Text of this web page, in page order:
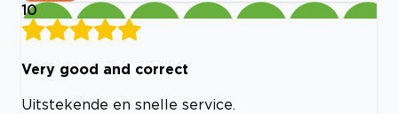
10
Very good and correct
Uitstekende en snelle service.